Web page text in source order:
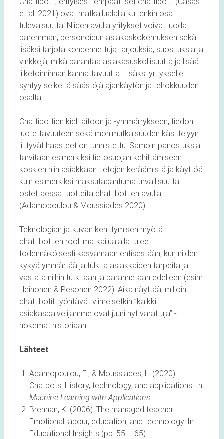
et al. 2021) ovat matkailualalla kuitenkin osa
tulevaisuutta. Niiden avulla yritykset voivat luoda
paremman, personoidun asiakaskokemuksen sekä
lisäksi tarjota kohdennettuja tarjouksia, suosituksia ja
vinkkejä, mikä parantaa asiakasuskollisuutta ja lisää
liiketoiminnan kannattavuutta. Lisäksi yritykselle
syntyy selkeitä säästöjä ajankäytön ja tehokkuuden
osalta.
Chattibottien kielitaitoon ja -ymmärrykseen, tiedon
luotettavuuteen sekä monimutkaisuuden käsittelyyn
liittyvät haasteet on tunnistettu. Samoin panostuksia
tarvitaan esimerkiksi tietosuojan kehittämiseen
koskien niin asiakkaan tietojen keräämistä ja käyttöä
kuin esimerkiksi maksutapahtumaturvallisuutta
ostettaessa tuotteita chattibottien avulla
(Adamopoulou & Moussiades 2020).
Teknologian jatkuvan kehittymisen myötä
chattibottien rooli matkailualalla tulee
todennäköisesti kasvamaan entisestään, kun niiden
kykyä ymmärtää ja tulkita asiakkaiden tarpeita ja
vastata niihin tutkitaan ja parannetaan edelleen (esim.
Heinonen & Pesonen 2022). Aika näyttää, milloin
chattibotit työntävät viimeisetkin ”kaikki
asiakaspalvelijamme ovat juuri nyt varattuja” -
hokemat historiaan.
Lähteet
Adamopoulou, E., & Moussiades, L. (2020).
Chatbots: History, technology, and applications. In
Machine Learning with Applications.
Brennan, K. (2006). The managed teacher:
Emotional labour, education, and technology. In
Educational Insights (pp. 55 – 65).